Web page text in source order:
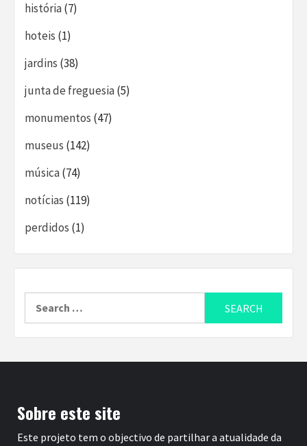
história(7)
hoteis (1)
jardins (38)
junta de freguesia(5)
monumentos (47)
museus (142)
música(74)
notícias (119)
perdidos (1)
Sobre este site
Este projeto tem o objectivo de partilhar a atualidade da